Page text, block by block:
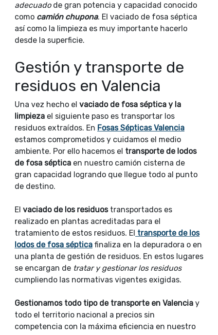
adecuadode gran potencia y capacidad conocido
como camión chupona. El vaciado de fosa séptica
así como la limpieza es muy importante hacerlo
desde la superficie.
Gestión y transporte de
residuos en Valencia
Una vez hecho el vaciado de fosa séptica y la
limpieza el siguiente paso es transportar los
residuos extraídos. En Fosas Sépticas Valencia
estamos comprometidos y cuidamos el medio
ambiente. Por ello hacemos el transporte de lodos
de fosa séptica en nuestro camión cisterna de
gran capacidad logrando que llegue todo al punto
de destino.
El vaciado de los residuos transportados es
realizado en plantas acreditadas para el
tratamiento de estos residuos. El transporte de los
lodos de fosa séptica finaliza en la depuradora o en
una planta de gestión de residuos. En estos lugares
se encargan de tratar y gestionar los residuos
cumpliendo las normativas vigentes exigidas.
Gestionamos todo tipo de transporte en Valencia y
todo el territorio nacional a precios sin
competencia con la máxima eficiencia en nuestro